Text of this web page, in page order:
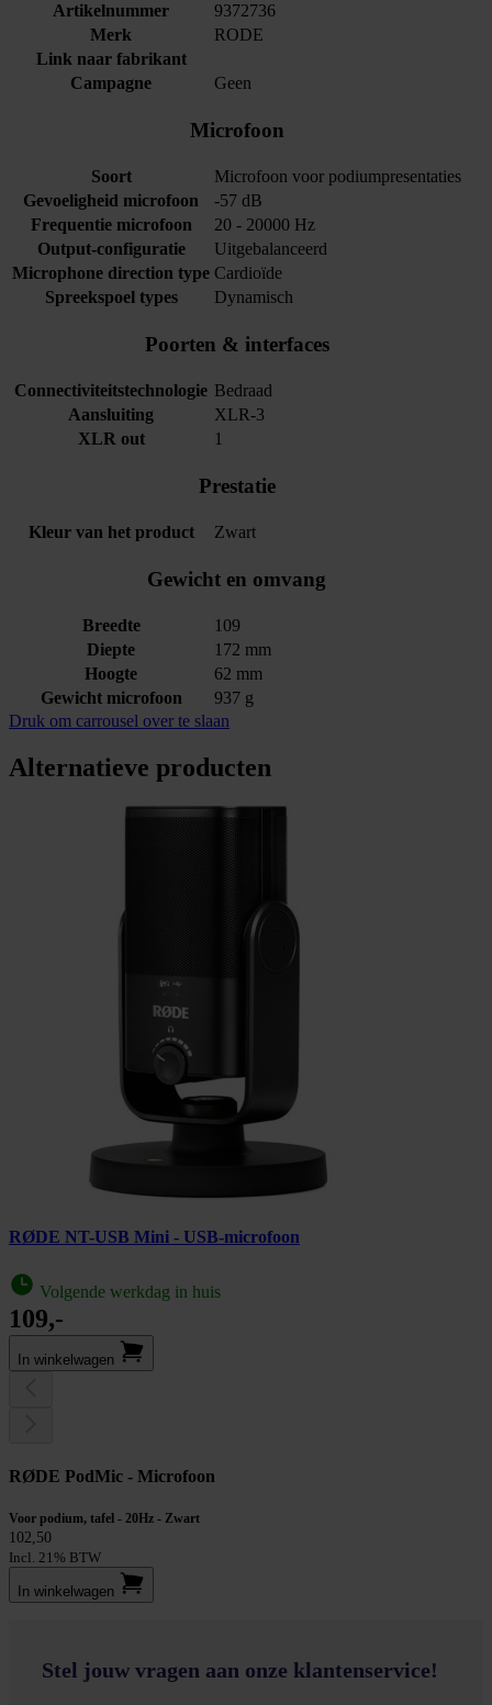
Artikelnummer
9372736
Merk
RODE
Link naar fabrikant
Campagne
Geen
Microfoon
Soort
Microfoon voor podiumpresentaties
Gevoeligheid microfoon
-57 dB
Frequentie microfoon
20 - 20000 Hz
Output-configuratie
Uitgebalanceerd
Microphone direction type Cardioïde
Spreekspoel types
Dynamisch
Poorten & interfaces
Connectiviteitstechnologie Bedraad
Aansluiting
XLR-3
XLR out
1
Prestatie
Kleur van het product Zwart
Gewicht en omvang
Breedte
109
Diepte
172 mm
Hoogte
62 mm
Gewicht microfoon
937 g
Druk om carrousel over te slaan
Alternatieve producten
RØDE NT-USB Mini - USB-microfoon
Volgende werkdag in huis
109,-
In winkel­wagen
RØDE PodMic - Microfoon
Voor podium, tafel - 20Hz - Zwart
102,50
Incl. 21% BTW
In winkel­wagen
Stel jouw vragen aan onze klantenservice!